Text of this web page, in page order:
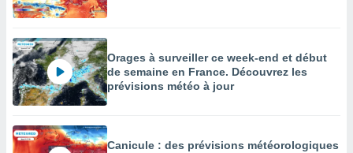
Orages à surveiller ce week-end et début
de semaine en France. Découvrez les
prévisions météo à jour
Canicule : des prévisions météorologiques